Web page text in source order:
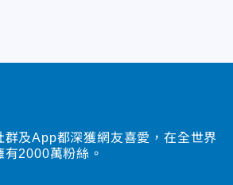
及App都深獲網友喜愛，在全世界
2000萬粉絲。